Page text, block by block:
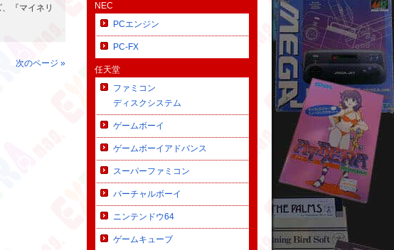
『マイネリ
次のページ »
NEC
PCエンジン
PC-FX
任天堂
ファミコン
ディスクシステム
ゲームボーイ
ゲームボーイアドバンス
スーパーファミコン
バーチャルボーイ
ニンテンドウ64
ゲームキューブ